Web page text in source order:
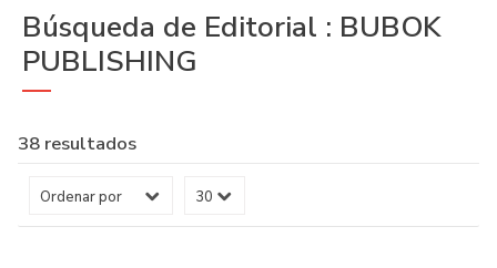
Búsqueda de Editorial : BUBOK
PUBLISHING
38 resultados